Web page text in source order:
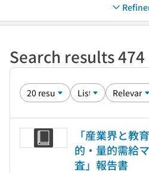
Search results 474
「産業界と教
的・量的需給
査」報告書